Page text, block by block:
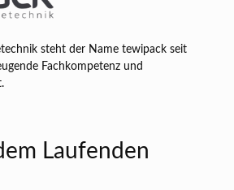
steht der Name tewipack seit
Fachkompetenz und
Laufenden